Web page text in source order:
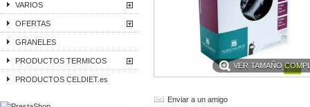
VARIOS
OFERTAS
GRANELES
PRODUCTOS TERMICOS
PRODUCTOS CELDIET.es
VER TAMAÑO
Enviar a un amigo